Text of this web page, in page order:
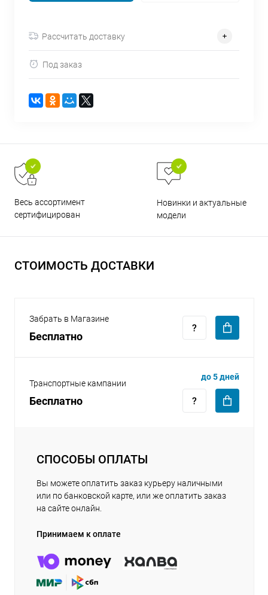
Рассчитать доставку
Под заказ
Весь ассортимент
сертифицирован
Новинки и актуальные
модели
СТОИМОСТЬ ДОСТАВКИ
Забрать в Магазине
Бесплатно
Транспортные кампании
Бесплатно
до 5 дней
СПОСОБЫ ОПЛАТЫ
Вы можете оплатить заказ курьеру наличными
или по банковской карте, или же оплатить заказ
на сайте онлайн.
Принимаем к оплате
недели